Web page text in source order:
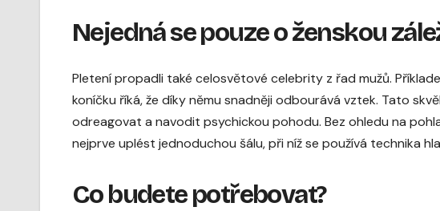
Nejedná se pouze o ženskou
Pletení propadli také celosvětové celebrity z řad mužů.
koníčku říká, že díky němu snadněji odbourává vztek. Tato
odreagovat a navodit psychickou pohodu. Bez ohledu na
nejprve uplést jednoduchou šálu, při níž se používá technika
Co budete potřebovat?